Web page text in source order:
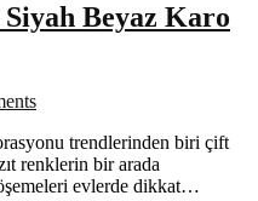
Beyaz Karo
trendlerinden biri çift
renklerin bir arada
evlerde dikkat…